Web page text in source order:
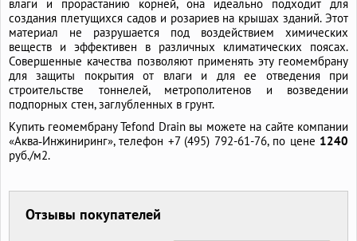
влаги и прорастанию корней, она идеально подходит для
создания плетущихся садов и розариев на крышах зданий. Этот
материал не разрушается под воздействием химических
веществ и эффективен в различных климатических поясах.
Совершенные качества позволяют применять эту геомембрану
для защиты покрытия от влаги и для ее отведения при
строительстве тоннелей, метрополитенов и возведении
подпорных стен, заглубленных в грунт.
Купить геомембрану Tefond Drain вы можете на сайте компании
«Аква‑Инжиниринг», телефон +7 (495) 792-61-76,по цене 1240
руб./м2.
Отзывы покупателей